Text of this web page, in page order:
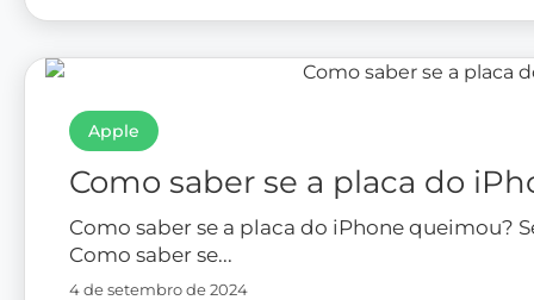
Apple
Como saber se a placa do
Como saber se a placa do iPhone queimou?
Como saber se...
4 de setembro de 2024